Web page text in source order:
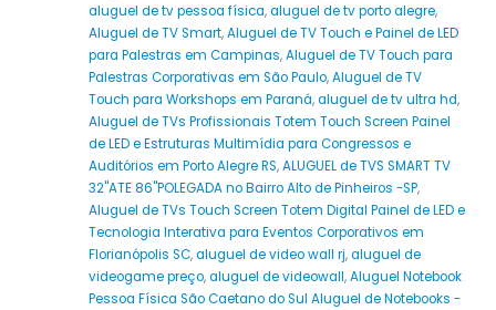
aluguel de tv pessoa física,aluguel de tv porto alegre,
Aluguel de TV Smart,Aluguel de TV Touch e Painel de LED
para Palestras em Campinas,Aluguel de TV Touch para
Palestras Corporativas em São Paulo,Aluguel de TV
Touch para Workshops em Paraná,aluguel de tv ultra hd,
Aluguel de TVs Profissionais Totem Touch Screen Painel
de LED e Estruturas Multimídia para Congressos e
Auditórios em Porto Alegre RS,ALUGUEL de TVS SMART TV
32''ATE 86''POLEGADA no Bairro‎ Alto de Pinheiros‎ -SP,
Aluguel de TVs Touch Screen Totem Digital Painel de LED e
Tecnologia Interativa para Eventos Corporativos em
Florianópolis SC,aluguel de video wall rj,aluguel de
videogame preço,aluguel de videowall,Aluguel Notebook
Pessoa Física São Caetano do Sul Aluguel de Notebooks -